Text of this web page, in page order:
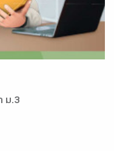
ม.3